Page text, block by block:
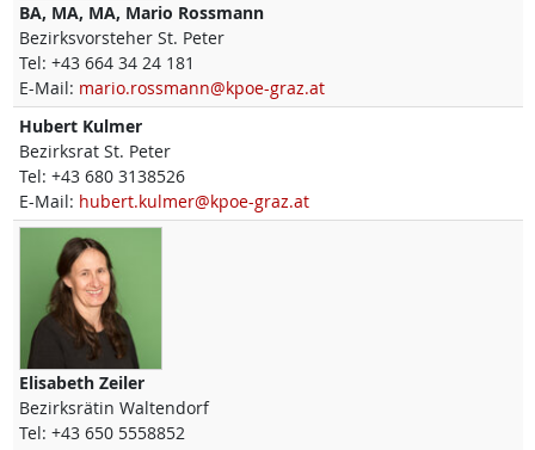
BA, MA, MA, Mario Rossmann
Bezirksvorsteher St. Peter
Tel: +43 664 34 24 181
E-Mail: mario.rossmann@kpoe-graz.at
Hubert Kulmer
Bezirksrat St. Peter
Tel: +43 680 3138526
E-Mail: hubert.kulmer@kpoe-graz.at
Elisabeth Zeiler
Bezirksrätin Waltendorf
Tel: +43 650 5558852